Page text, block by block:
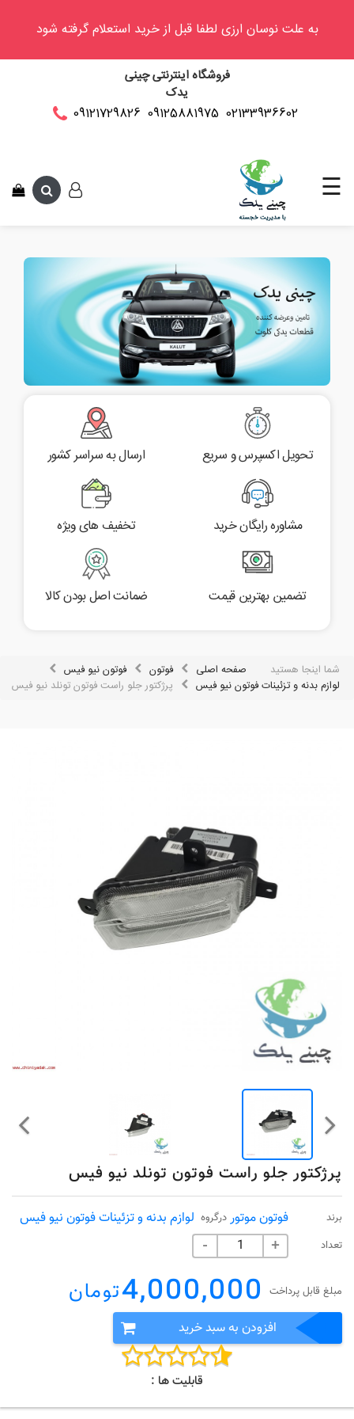
به علت نوسان ارزی لطفا قبل از خرید استعلام گرفته شود
فروشگاه اینترنتی چینی
یدک
02133936602
09125881975
09121729826
وینگل
سی
کاپرا
☰
تحویل اکسپرس و سریع ارسال به سراسر کشور
مشاوره رایگان خرید تخفیف های ویژه
تضمین بهترین قیمت ضمانت اصل بودن کالا
شما اینجا هستید صفحه اصلی فوتون
فوتون نیو فیس
لوازم بدنه و تزئینات فوتون نیو فیس
پرژکتور جلو راست فوتون تونلد نیو فیس
پرژکتور جلو راست فوتون تونلد نیو فیس
برند فوتون موتور درگروه لوازم بدنه و تزئینات فوتون نیو فیس
تعداد - +
مبلغ قابل پرداخت 4,000,000تومان
افزودن به سبد خرید
قابلیت ها :